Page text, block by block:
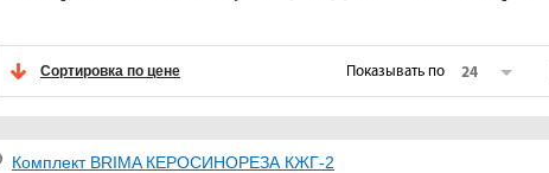
Сортировка по цене Показывать по 24
Комплект BRIMA КЕРОСИНОРЕЗА КЖГ-2